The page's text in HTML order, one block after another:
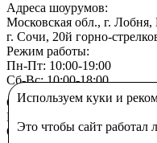
Адреса шоурумов:
Московская обл., г. Лобня,
г. Сочи, 20й горно-
Режим работы:
Пн-Пт: 10:00-19:00
Сб-Вс: 10:00-18:00
ООО Браланд
ИНН 9705226892
ОГРН 1247700444012
Используем куки и
Это чтобы сайт работал